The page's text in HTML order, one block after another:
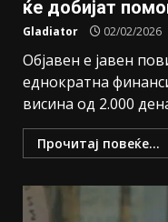
ќе добијат
Gladiator 02/02/2026
Објавен е јавен
еднократна
висина од 2.000
Прочитај повеќе...